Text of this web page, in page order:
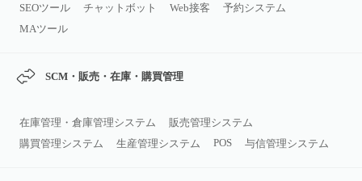
SEOツール
チャットボット Web接客
予約システム
MAツール
SCM・販売・在庫・購買管理
在庫管理・倉庫管理システム
販売管理システム
購買管理システム
生産管理システム POS 与信管理システム